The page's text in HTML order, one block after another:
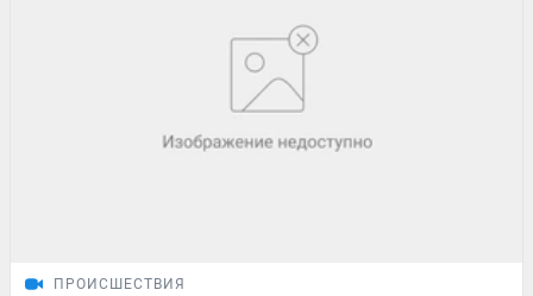
ПРОИСШЕСТВИЯ